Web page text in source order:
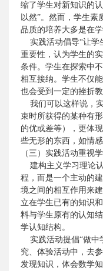
缩了学生对新知识的
以然”。然而，学生素
品质的培养大多是在
实践活动倡导“让学
重要性，认为学生的
条件。学生在探索中
相互接纳。学生不仅
也会受到一定的挫折
我们可以这样说，
束时所获得的某种有
的优或差等），更体
些无形的东西，如情感
（三）实践活动重视
建构主义学习理论
程，而是一个主动的
境之间的相互作用来
立在学生已有的知识
料与学生原有的认知
学认知结构。
实践活动提倡“做中
究、体验活动中，去
发现知识，体会数学